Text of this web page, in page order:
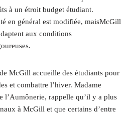
à un étroit budget étudiant.
en général est modifiée, maisMcGill
aux conditions
McGill accueille des étudiants pour
et combattre l’hiver. Madame
l’Aumônerie, rappelle qu’il y a plus
à McGill et que certains d’entre